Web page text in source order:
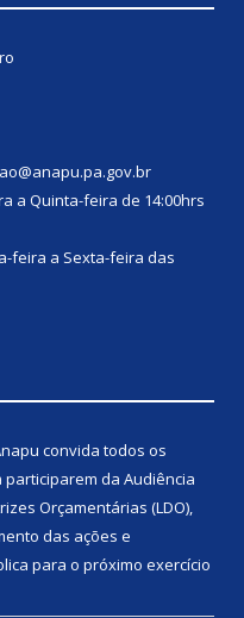
a Quinta-feira de 14:00hrs
feira a Sexta-feira das
convida todos os
da Audiência
Orçamentárias (LDO),
das ações e
para o próximo exercício